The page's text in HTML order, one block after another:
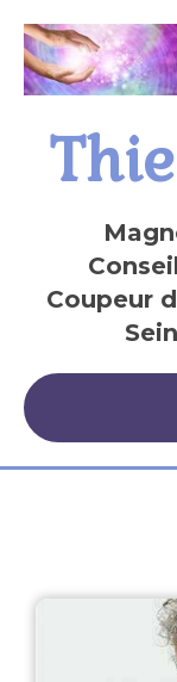
Coupeur